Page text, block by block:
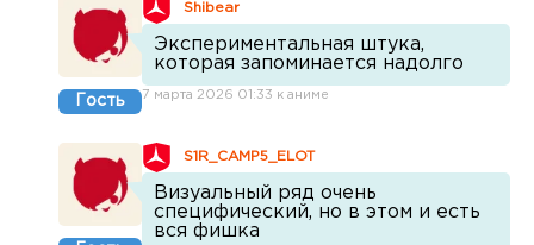
Гость
Shibear
Экспериментальная штука,
которая запоминается надолго
7 марта 2026 01:33 к аниме
S1R_CAMP5_ELOT
Визуальный ряд очень
специфический, но в этом и есть
вся фишка